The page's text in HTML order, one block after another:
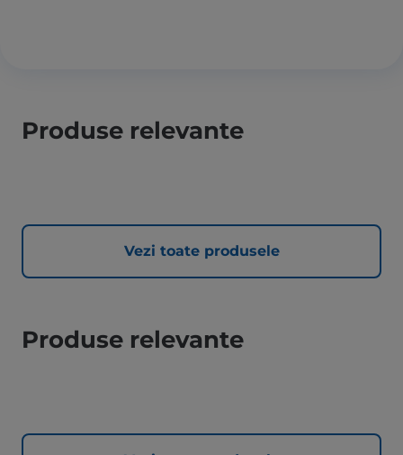
Produse relevante
Vezi toate produsele
Produse relevante